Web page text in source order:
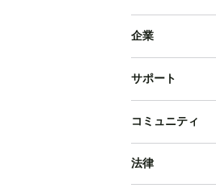
企業
サポート
コミュニティ
法律